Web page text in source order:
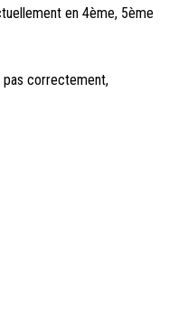
en 4ème, 5ème
correctement,